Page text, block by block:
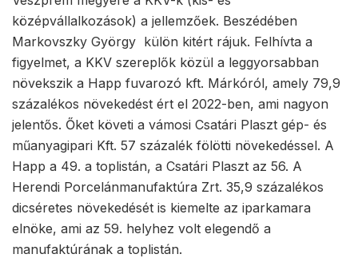
középvállalkozások) a jellemzőek. Beszédében
Markovszky György külön kitért rájuk. Felhívta a
figyelmet, a KKV szereplők közül a leggyorsabban
növekszik a Happ fuvarozó kft. Márkóról, amely 79,9
százalékos növekedést ért el 2022-ben, ami nagyon
jelentős. Őket követi a vámosi Csatári Plaszt gép- és
műanyagipari Kft. 57 százalék fölötti növekedéssel. A
Happ a 49. a toplistán, a Csatári Plaszt az 56. A
Herendi Porcelánmanufaktúra Zrt. 35,9 százalékos
dicséretes növekedését is kiemelte az iparkamara
elnöke, ami az 59. helyhez volt elegendő a
manufaktúrának a toplistán.